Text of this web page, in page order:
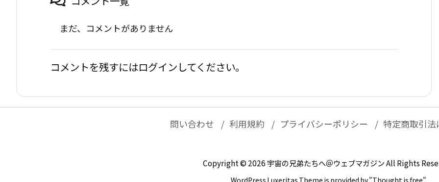
まだ、コメントがありません
コメントを残すにはログインしてください。
問い合わせ 利用規約 プライバシーポリシー 特定商取引
Copyright © 2026 宇宙の兄弟たちへ＠ウェブマガジンAll Rights
WordPress Luxeritas Theme is provided by "Thought is free".